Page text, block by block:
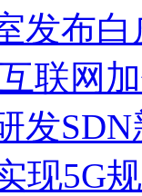
发布
联网
发SDN
现5G